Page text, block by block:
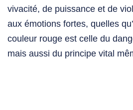
vivacité, de puissance et de
aux émotions fortes, quelles
couleur rouge est celle du
mais aussi du principe vital